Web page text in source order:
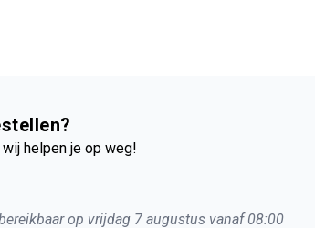
helpen je op weg!
op vrijdag 7 augustus vanaf 08:00